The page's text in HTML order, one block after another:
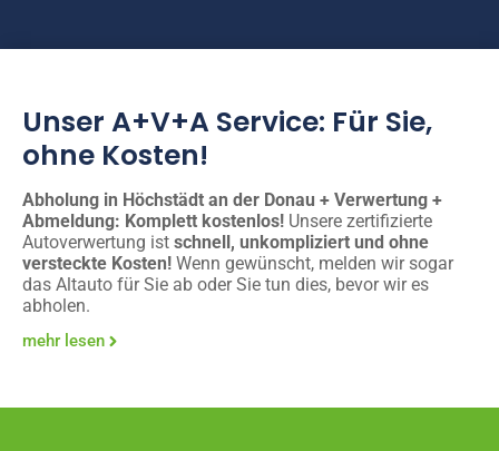
Unser A+V+A Service: Für Sie,
ohne Kosten!
Abholung in Höchstädt an der Donau + Verwertung +
Abmeldung: Komplett kostenlos! Unsere zertifizierte
Autoverwertung ist schnell, unkompliziert und ohne
versteckte Kosten! Wenn gewünscht, melden wir sogar
das Altauto für Sie ab oder Sie tun dies, bevor wir es
abholen.
mehr lesen